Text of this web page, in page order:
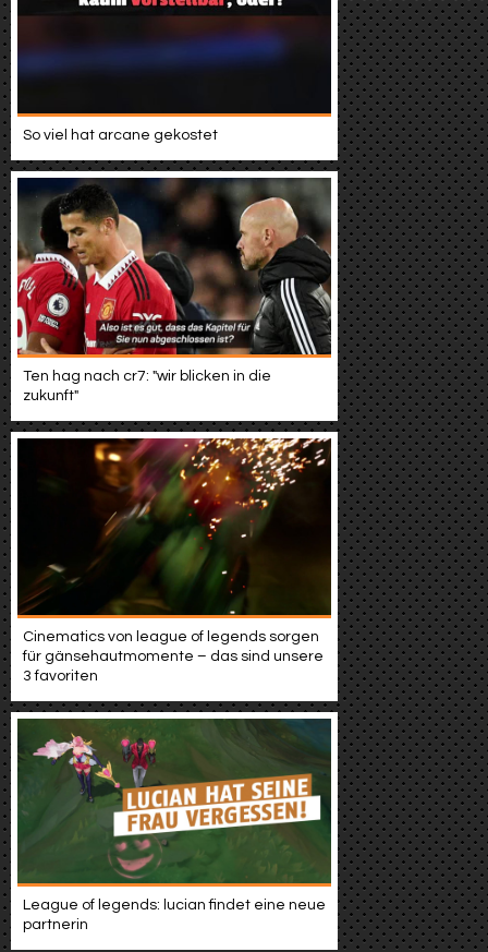
So viel hat arcane gekostet
Ten hag nach cr7: "wir blicken in die
zukunft"
Cinematics von league of legends sorgen
für gänsehautmomente – das sind unsere
3 favoriten
League of legends: lucian findet eine neue
partnerin